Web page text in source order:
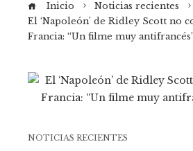
Inicio
Noticias recientes
El ‘Napoleón’ de Ridley Scott no
Francia: “Un filme muy
NOTICIAS RECIENTES